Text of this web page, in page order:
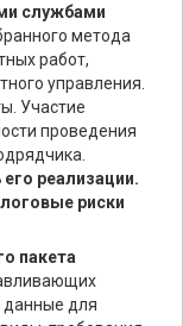
службами
метода
работ,
управления.
Участие
проведения
реализации.
риски
пакета
данные для